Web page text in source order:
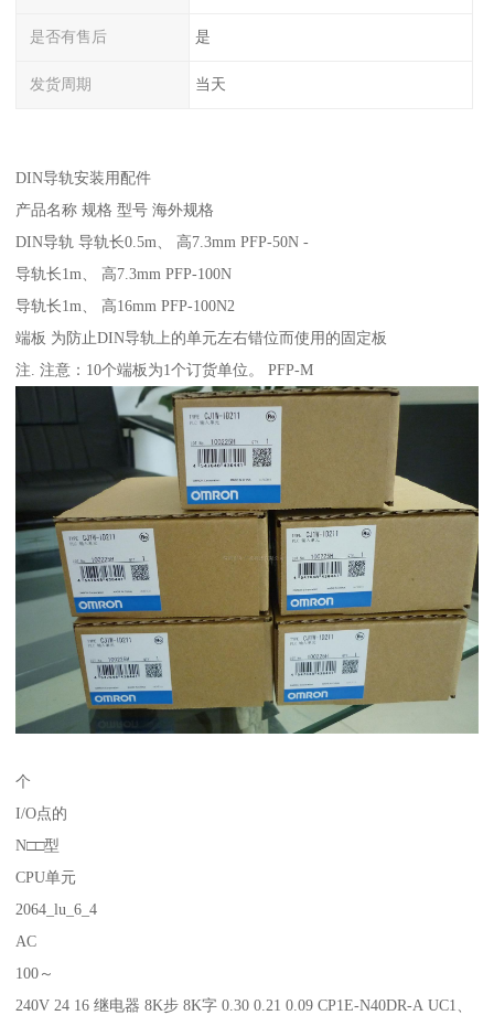
是否有售后 是
发货周期 当天
DIN导轨安装用配件
产品名称 规格 型号 海外规格
DIN导轨 导轨长0.5m、 高7.3mm PFP-50N -
导轨长1m、 高7.3mm PFP-100N
导轨长1m、 高16mm PFP-100N2
端板 为防止DIN导轨上的单元左右错位而使用的固定板
注. 注意：10个端板为1个订货单位。 PFP-M
个
I/O点的
N□□型
CPU单元
2064_lu_6_4
AC
100～
240V 24 16 继电器 8K步 8K字 0.30 0.21 0.09 CP1E-N40DR-A UC1、